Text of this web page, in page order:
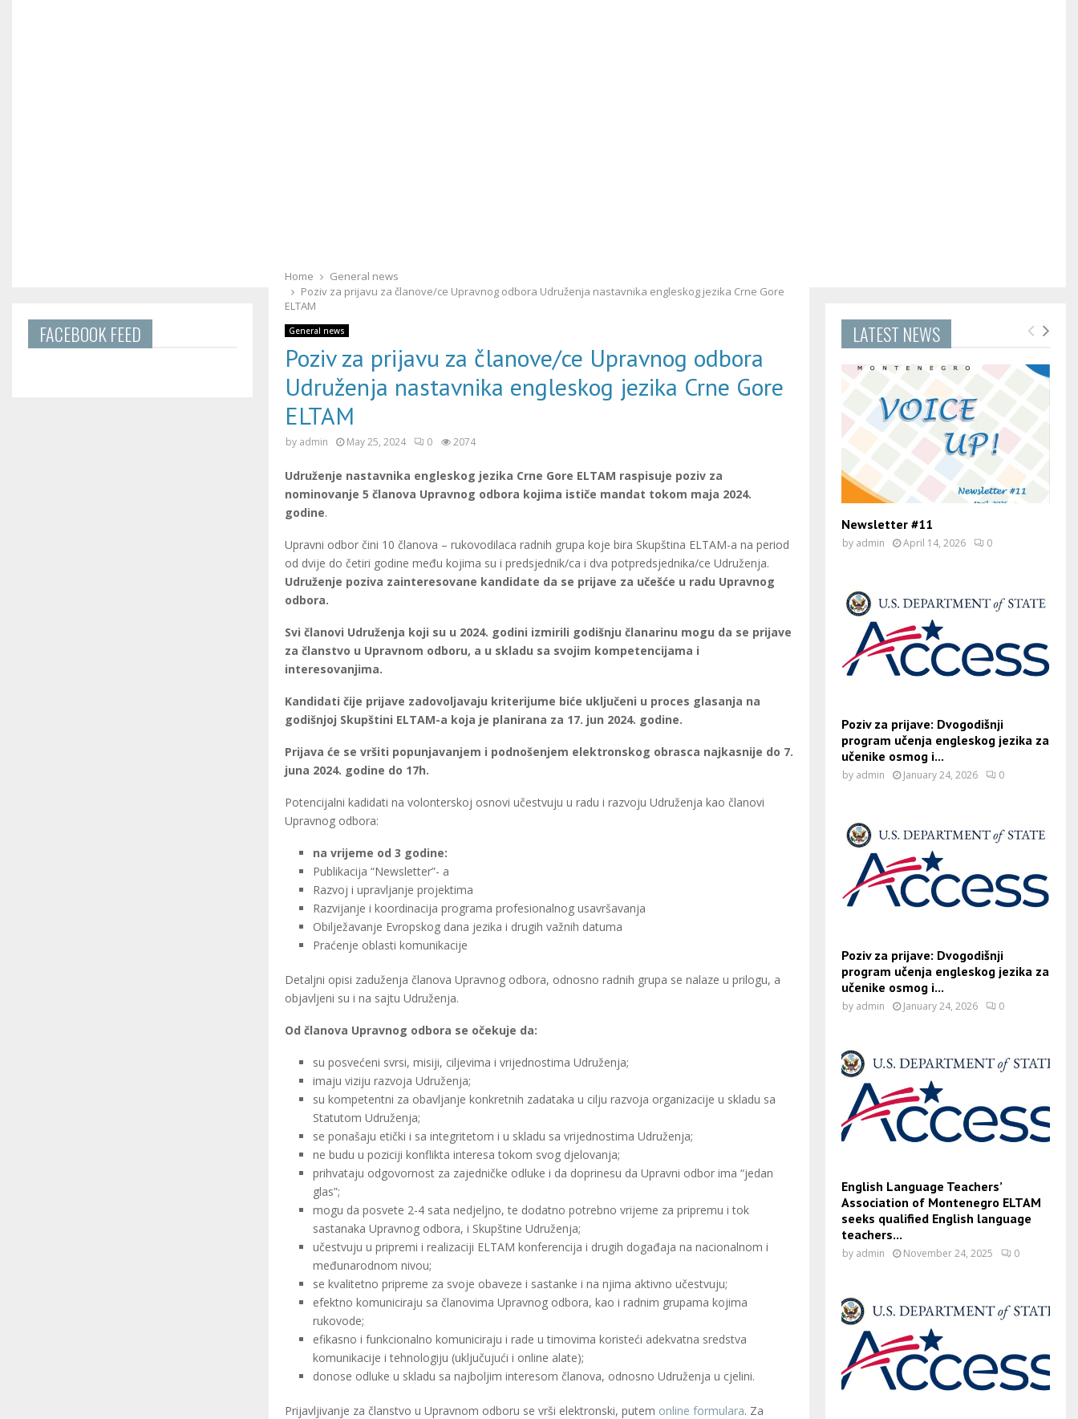
Home
General news
Poziv za prijavu za članove/ce Upravnog odbora Udruženja nastavnika engleskog jezika Crne Gore
ELTAM
General news
Poziv za prijavu za članove/ce Upravnog odbora
Udruženja nastavnika engleskog jezika Crne Gore
ELTAM
by admin May 25, 2024 0 2074
Udruženje nastavnika engleskog jezika Crne Gore ELTAM raspisuje poziv za
nominovanje 5 članova Upravnog odbora kojima ističe mandat tokom maja 2024.
godine.
Upravni odbor čini 10 članova – rukovodilaca radnih grupa koje bira Skupština ELTAM-a na period
od dvije do četiri godine među kojima su i predsjednik/ca i dva potpredsjednika/ce Udruženja.
Udruženje poziva zainteresovane kandidate da se prijave za učešće u radu Upravnog
odbora.
Svi članovi Udruženja koji su u 2024. godini izmirili godišnju članarinu mogu da se prijave
za članstvo u Upravnom odboru, a u skladu sa svojim kompetencijama i
interesovanjima.
Kandidati čije prijave zadovoljavaju kriterijume biće uključeni u proces glasanja na
godišnjoj Skupštini ELTAM-a koja je planirana za 17. jun 2024. godine.
Prijava će se vršiti popunjavanjem i podnošenjem elektronskog obrasca najkasnije do 7.
juna 2024. godine do 17h.
Potencijalni kadidati na volonterskoj osnovi učestvuju u radu i razvoju Udruženja kao članovi
Upravnog odbora:
na vrijeme od 3 godine:
Publikacija “Newsletter”- a
Razvoj i upravljanje projektima
Razvijanje i koordinacija programa profesionalnog usavršavanja
Obilježavanje Evropskog dana jezika i drugih važnih datuma
Praćenje oblasti komunikacije
Detaljni opisi zaduženja članova Upravnog odbora, odnosno radnih grupa se nalaze u prilogu, a
objavljeni su i na sajtu Udruženja.
Od članova Upravnog odbora se očekuje da:
su posvećeni svrsi, misiji, ciljevima i vrijednostima Udruženja;
imaju viziju razvoja Udruženja;
su kompetentni za obavljanje konkretnih zadataka u cilju razvoja organizacije u skladu sa
Statutom Udruženja;
se ponašaju etički i sa integritetom i u skladu sa vrijednostima Udruženja;
ne budu u poziciji konflikta interesa tokom svog djelovanja;
prihvataju odgovornost za zajedničke odluke i da doprinesu da Upravni odbor ima “jedan
glas”;
mogu da posvete 2-4 sata nedjeljno, te dodatno potrebno vrijeme za pripremu i tok
sastanaka Upravnog odbora, i Skupštine Udruženja;
učestvuju u pripremi i realizaciji ELTAM konferencija i drugih događaja na nacionalnom i
međunarodnom nivou;
se kvalitetno pripreme za svoje obaveze i sastanke i na njima aktivno učestvuju;
efektno komuniciraju sa članovima Upravnog odbora, kao i radnim grupama kojima
rukovode;
efikasno i funkcionalno komuniciraju i rade u timovima koristeći adekvatna sredstva
komunikacije i tehnologiju (uključujući i online alate);
donose odluke u skladu sa najboljim interesom članova, odnosno Udruženja u cjelini.
Prijavljivanje za članstvo u Upravnom odboru se vrši elektronski, putem online formulara. Za
FACEBOOK FEED LATEST NEWS
Newsletter #11
by admin April 14, 2026 0
Poziv za prijave: Dvogodišnji
program učenja engleskog jezika za
učenike osmog i...
by admin January 24, 2026 0
Poziv za prijave: Dvogodišnji
program učenja engleskog jezika za
učenike osmog i...
by admin January 24, 2026 0
English Language Teachers’
Association of Montenegro ELTAM
seeks qualified English language
teachers...
by admin November 24, 2025 0